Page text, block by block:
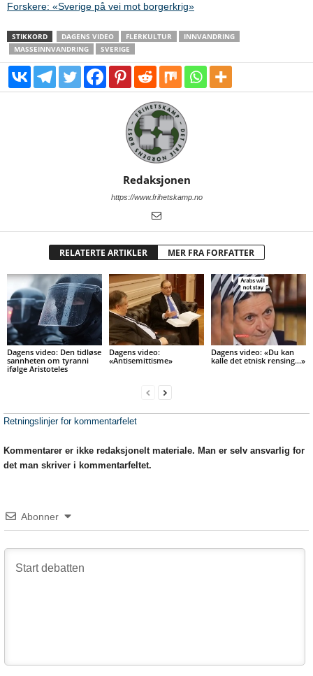
Forskere: «Sverige på vei mot borgerkrig»
STIKKORD DAGENS VIDEO FLERKULTUR
INNVANDRING
MASSEINNVANDRING
SVERIGE
Redaksjonen
https://www.frihetskamp.no
RELATERTE ARTIKLER MER FRA FORFATTER
Dagens video: Den tidløse
sannheten om tyranni
ifølge Aristoteles
Dagens video:
«Antisemittisme»
Dagens video: «Du kan
kalle det etnisk rensing…»
Retningslinjer for kommentarfelet
Kommentarer er ikke redaksjonelt materiale. Man er selv ansvarlig for
det man skriver i kommentarfeltet.
Abonner